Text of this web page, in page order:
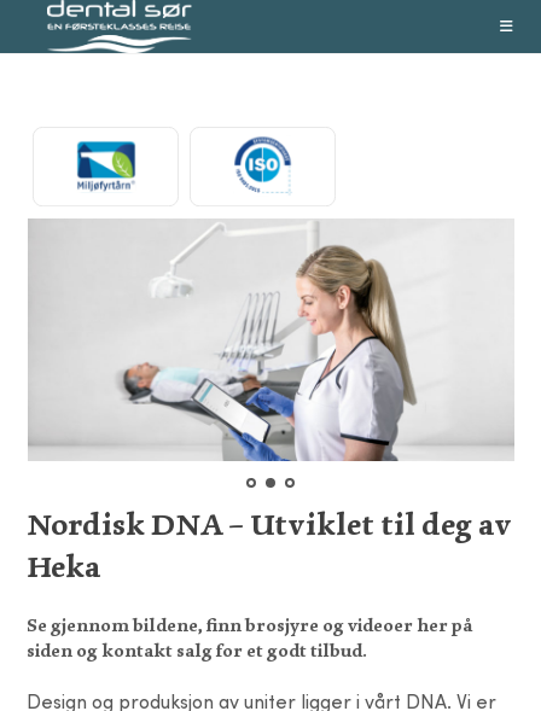
Nordisk DNA – Utviklet til deg av
Heka
Se gjennom bildene, finn brosjyre og videoer her på
siden og kontakt salg for et godt tilbud.
Design og produksjon av uniter ligger i vårt DNA. Vi er